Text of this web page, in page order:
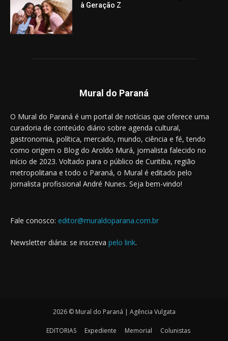
à Geração Z
Mural do Paraná
O Mural do Paraná é um portal de notícias que oferece uma
curadoria de conteúdo diário sobre agenda cultural,
gastronomia, política, mercado, mundo, ciência e fé, tendo
como origem o Blog do Aroldo Murá, jornalista falecido no
início de 2023. Voltado para o público de Curitiba, região
metropolitana e todo o Paraná, o Mural é editado pelo
jornalista profissional André Nunes. Seja bem-vindo!
Fale conosco: editor@muraldoparana.com.br
Newsletter diária: se inscreva pelo link.
2026 © Mural do Paraná | Agência Vulgata
EDITORIAS Expediente Memorial Colunistas